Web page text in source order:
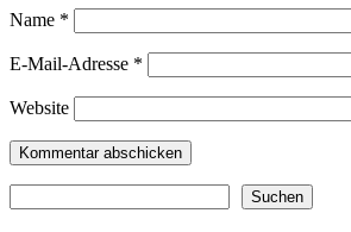
Name *
E-Mail-Adresse *
Website
Suchen